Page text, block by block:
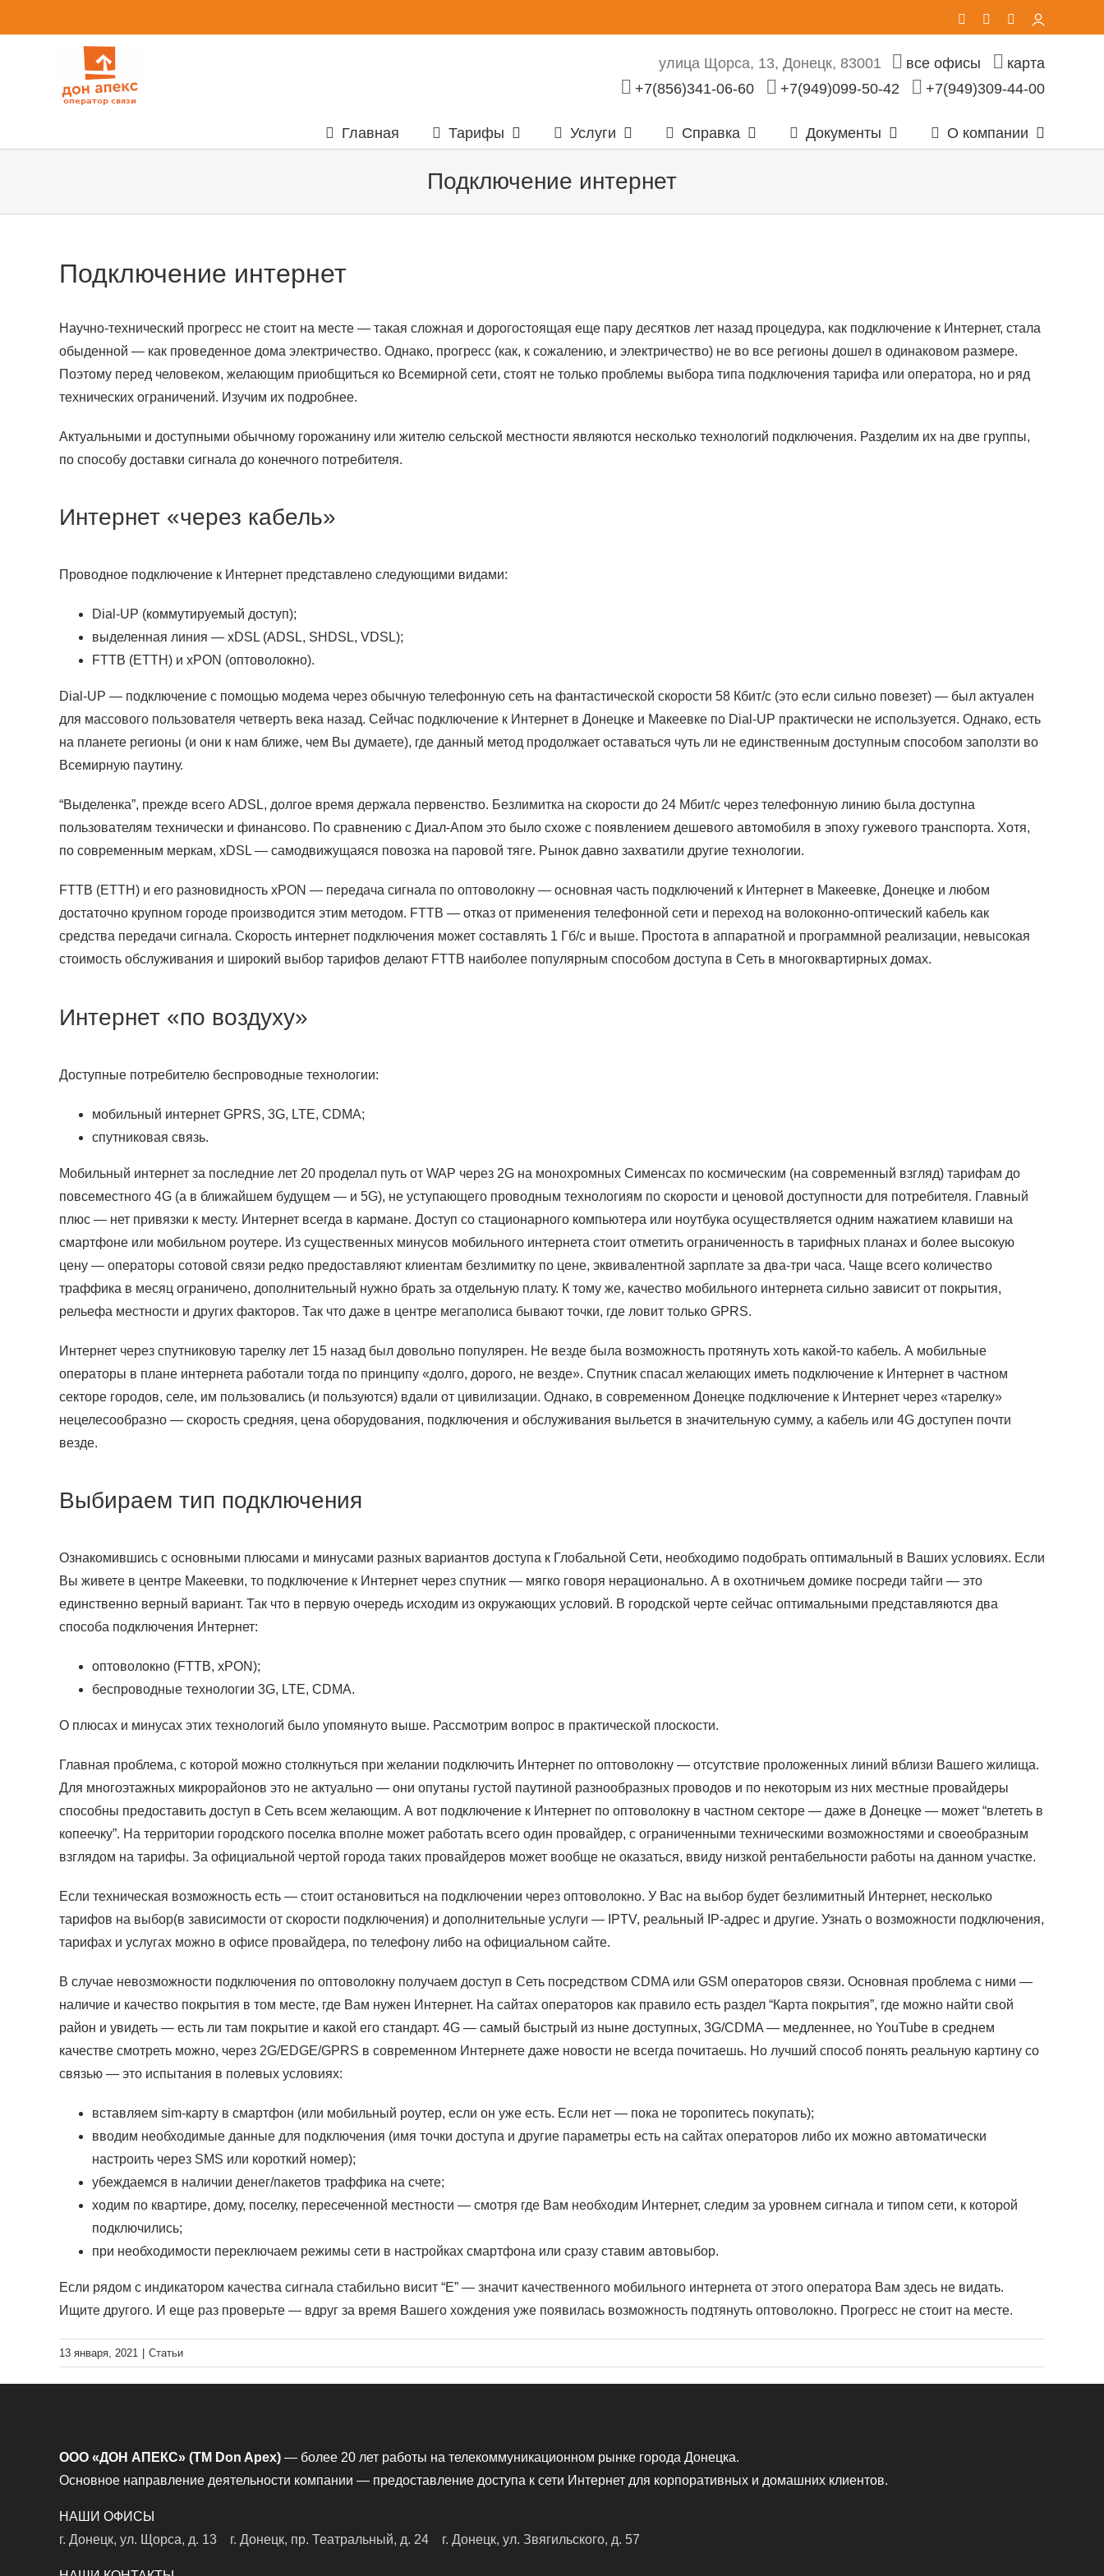
to
Telegram
EmailЛичный
кабинет
улица Щорса, 13, Донецк, 83001 все офисы
карта
+7(856)341-06-60
+7(949)099-50-42 +7(949)309-44-00
Главная Тарифы Услуги Справка Документы О компании
Подключение интернет
Подключение интернет
Научно-технический прогресс не стоит на месте — такая сложная и дорогостоящая еще пару десятков лет назад процедура, как подключение к Интернет, стала
обыденной — как проведенное дома электричество. Однако, прогресс (как, к сожалению, и электричество) не во все регионы дошел в одинаковом размере.
Поэтому перед человеком, желающим приобщиться ко Всемирной сети, стоят не только проблемы выбора типа подключения тарифа или оператора, но и ряд
технических ограничений. Изучим их подробнее.
Актуальными и доступными обычному горожанину или жителю сельской местности являются несколько технологий подключения. Разделим их на две группы,
по способу доставки сигнала до конечного потребителя.
Интернет «через кабель»
Проводное подключение к Интернет представлено следующими видами:
Dial-UP (коммутируемый доступ);
выделенная линия — xDSL (ADSL, SHDSL, VDSL);
FTTB (ETTH) и xPON (оптоволокно).
Dial-UP — подключение с помощью модема через обычную телефонную сеть на фантастической скорости 58 Кбит/с (это если сильно повезет) — был актуален
для массового пользователя четверть века назад. Сейчас подключение к Интернет в Донецке и Макеевке по Dial-UP практически не используется. Однако, есть
на планете регионы (и они к нам ближе, чем Вы думаете), где данный метод продолжает оставаться чуть ли не единственным доступным способом заползти во
Всемирную паутину.
“Выделенка”, прежде всего ADSL, долгое время держала первенство. Безлимитка на скорости до 24 Мбит/с через телефонную линию была доступна
пользователям технически и финансово. По сравнению с Диал-Апом это было схоже с появлением дешевого автомобиля в эпоху гужевого транспорта. Хотя,
по современным меркам, xDSL — самодвижущаяся повозка на паровой тяге. Рынок давно захватили другие технологии.
FTTB (ETTH) и его разновидность xPON — передача сигнала по оптоволокну — основная часть подключений к Интернет в Макеевке, Донецке и любом
достаточно крупном городе производится этим методом. FTTB — отказ от применения телефонной сети и переход на волоконно-оптический кабель как
средства передачи сигнала. Скорость интернет подключения может составлять 1 Гб/с и выше. Простота в аппаратной и программной реализации, невысокая
стоимость обслуживания и широкий выбор тарифов делают FTTB наиболее популярным способом доступа в Сеть в многоквартирных домах.
Интернет «по воздуху»
Доступные потребителю беспроводные технологии:
мобильный интернет GPRS, 3G, LTE, CDMA;
спутниковая связь.
Мобильный интернет за последние лет 20 проделал путь от WAP через 2G на монохромных Сименсах по космическим (на современный взгляд) тарифам до
повсеместного 4G (а в ближайшем будущем — и 5G), не уступающего проводным технологиям по скорости и ценовой доступности для потребителя. Главный
плюс — нет привязки к месту. Интернет всегда в кармане. Доступ со стационарного компьютера или ноутбука осуществляется одним нажатием клавиши на
смартфоне или мобильном роутере. Из существенных минусов мобильного интернета стоит отметить ограниченность в тарифных планах и более высокую
цену — операторы сотовой связи редко предоставляют клиентам безлимитку по цене, эквивалентной зарплате за два-три часа. Чаще всего количество
траффика в месяц ограничено, дополнительный нужно брать за отдельную плату. К тому же, качество мобильного интернета сильно зависит от покрытия,
рельефа местности и других факторов. Так что даже в центре мегаполиса бывают точки, где ловит только GPRS.
Интернет через спутниковую тарелку лет 15 назад был довольно популярен. Не везде была возможность протянуть хоть какой-то кабель. А мобильные
операторы в плане интернета работали тогда по принципу «долго, дорого, не везде». Спутник спасал желающих иметь подключение к Интернет в частном
секторе городов, селе, им пользовались (и пользуются) вдали от цивилизации. Однако, в современном Донецке подключение к Интернет через «тарелку»
нецелесообразно — скорость средняя, цена оборудования, подключения и обслуживания выльется в значительную сумму, а кабель или 4G доступен почти
везде.
Выбираем тип подключения
Ознакомившись с основными плюсами и минусами разных вариантов доступа к Глобальной Сети, необходимо подобрать оптимальный в Ваших условиях. Если
Вы живете в центре Макеевки, то подключение к Интернет через спутник — мягко говоря нерационально. А в охотничьем домике посреди тайги — это
единственно верный вариант. Так что в первую очередь исходим из окружающих условий. В городской черте сейчас оптимальными представляются два
способа подключения Интернет:
оптоволокно (FTTB, xPON);
беспроводные технологии 3G, LTE, CDMA.
О плюсах и минусах этих технологий было упомянуто выше. Рассмотрим вопрос в практической плоскости.
Главная проблема, с которой можно столкнуться при желании подключить Интернет по оптоволокну — отсутствие проложенных линий вблизи Вашего жилища.
Для многоэтажных микрорайонов это не актуально — они опутаны густой паутиной разнообразных проводов и по некоторым из них местные провайдеры
способны предоставить доступ в Сеть всем желающим. А вот подключение к Интернет по оптоволокну в частном секторе — даже в Донецке — может “влететь в
копеечку”. На территории городского поселка вполне может работать всего один провайдер, с ограниченными техническими возможностями и своеобразным
взглядом на тарифы. За официальной чертой города таких провайдеров может вообще не оказаться, ввиду низкой рентабельности работы на данном участке.
Если техническая возможность есть — стоит остановиться на подключении через оптоволокно. У Вас на выбор будет безлимитный Интернет, несколько
тарифов на выбор(в зависимости от скорости подключения) и дополнительные услуги — IPTV, реальный IP-адрес и другие. Узнать о возможности подключения,
тарифах и услугах можно в офисе провайдера, по телефону либо на официальном сайте.
В случае невозможности подключения по оптоволокну получаем доступ в Сеть посредством CDMA или GSM операторов связи. Основная проблема с ними —
наличие и качество покрытия в том месте, где Вам нужен Интернет. На сайтах операторов как правило есть раздел “Карта покрытия”, где можно найти свой
район и увидеть — есть ли там покрытие и какой его стандарт. 4G — самый быстрый из ныне доступных, 3G/CDMA — медленнее, но YouTube в среднем
качестве смотреть можно, через 2G/EDGE/GPRS в современном Интернете даже новости не всегда почитаешь. Но лучший способ понять реальную картину со
связью — это испытания в полевых условиях:
вставляем sim-карту в смартфон (или мобильный роутер, если он уже есть. Если нет — пока не торопитесь покупать);
вводим необходимые данные для подключения (имя точки доступа и другие параметры есть на сайтах операторов либо их можно автоматически
настроить через SMS или короткий номер);
убеждаемся в наличии денег/пакетов траффика на счете;
ходим по квартире, дому, поселку, пересеченной местности — смотря где Вам необходим Интернет, следим за уровнем сигнала и типом сети, к которой
подключились;
при необходимости переключаем режимы сети в настройках смартфона или сразу ставим автовыбор.
Если рядом с индикатором качества сигнала стабильно висит “E” — значит качественного мобильного интернета от этого оператора Вам здесь не видать.
Ищите другого. И еще раз проверьте — вдруг за время Вашего хождения уже появилась возможность подтянуть оптоволокно. Прогресс не стоит на месте.
13 января, 2021 Статьи
ООО «ДОН АПЕКС» (TM Don Apex) — более 20 лет работы на телекоммуникационном рынке города Донецка.
Основное направление деятельности компании — предоставление доступа к сети Интернет для корпоративных и домашних клиентов.
НАШИ ОФИСЫ
г. Донецк, ул. Щорса, д. 13
г. Донецк, пр. Театральный, д. 24 г. Донецк, ул. Звягильского, д. 57